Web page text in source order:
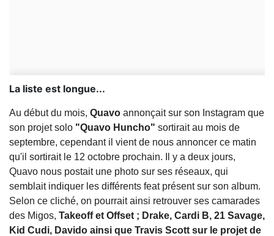
La liste est longue...
Au début du mois, Quavo annonçait sur son Instagram que
son projet solo "Quavo Huncho" sortirait au mois de
septembre, cependant il vient de nous annoncer ce matin
qu'il sortirait le 12 octobre prochain. Il y a deux jours,
Quavo nous postait une photo sur ses réseaux, qui
semblait indiquer les différents feat présent sur son album.
Selon ce cliché, on pourrait ainsi retrouver ses camarades
des Migos, Takeoff et Offset ; Drake, Cardi B, 21 Savage,
Kid Cudi, Davido ainsi que Travis Scott sur le projet de